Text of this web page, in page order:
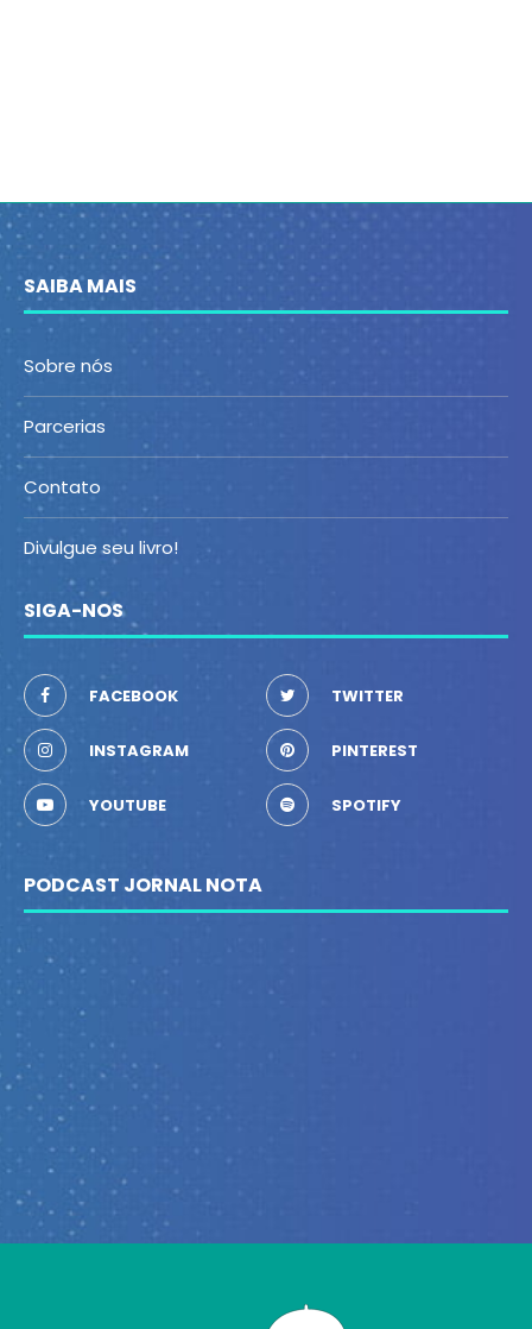
SAIBA MAIS
Sobre nós
Parcerias
Contato
Divulgue seu livro!
SIGA-NOS
FACEBOOK TWITTER
INSTAGRAM PINTEREST
YOUTUBE SPOTIFY
PODCAST JORNAL NOTA